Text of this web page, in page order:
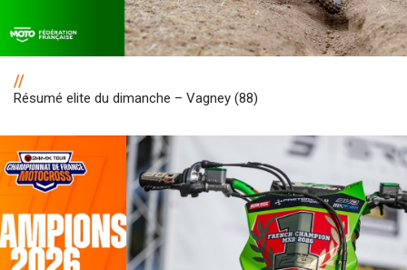
//
Résumé elite du dimanche – Vagney (88)